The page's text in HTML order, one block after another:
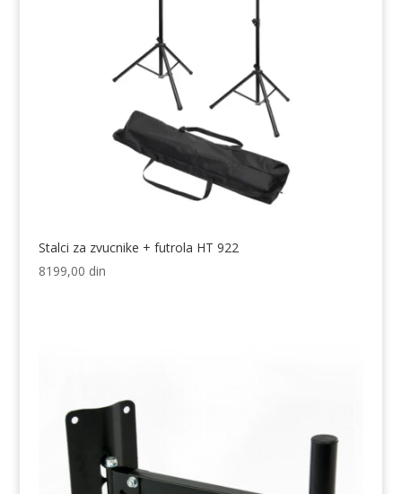
Stalci za zvucnike + futrola HT 922
8199,00 din